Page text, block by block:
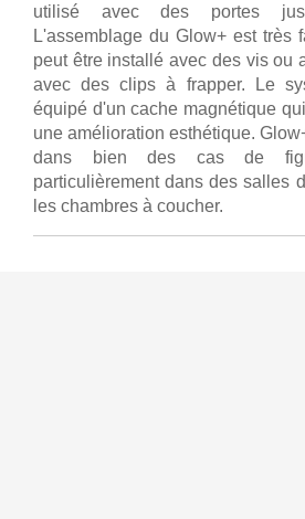
utilisé avec des portes
L'assemblage du Glow+ est très
peut être installé avec des vis ou
avec des clips à frapper. Le
équipé d'un cache magnétique
une amélioration esthétique.
dans bien des cas de
particulièrement dans des salles
les chambres à coucher.